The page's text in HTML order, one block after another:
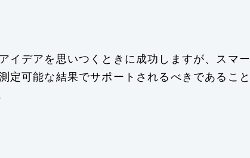
イデアを思いつくときに成功しますが、スマー
定可能な結果でサポートされるべきであること